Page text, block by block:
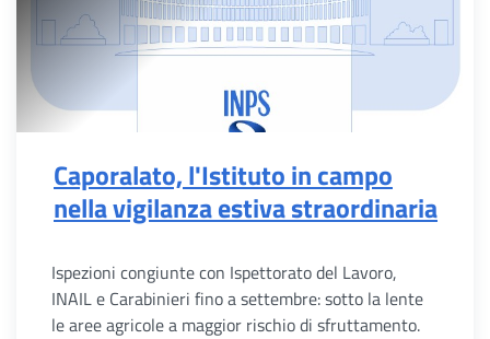
Caporalato, l'Istituto in campo
nella vigilanza estiva straordinaria
Ispezioni congiunte con Ispettorato del Lavoro,
INAIL e Carabinieri fino a settembre: sotto la lente
le aree agricole a maggior rischio di sfruttamento.